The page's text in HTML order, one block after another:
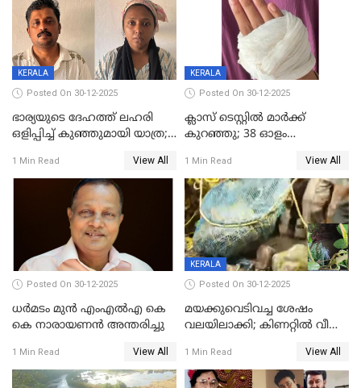
KERALA
Posted On 30-12-2025
ഭാര്യയുടെ ദേഹത്ത് ലഹരി
ഒളിപ്പിച്ച് കുഞ്ഞുമായി യാത്ര;
പിടികൂടി പൊലീസ്
1 Min Read View All
KERALA
Posted On 30-12-2025
ക്ലാസ് ടെസ്റ്റിൽ മാർക്ക്
കുറഞ്ഞു; 38 ഓളം
സെന്ററിലെ അധ്യാപകന്‍
മർദിച്ചതായി പരാതി
1 Min Read View All
Posted On 30-12-2025
ധർമടം മുൻ എംഎല്‍എ കെ
കെ നാരായണന്‍ അന്തരിച്ചു
1 Min Read View All
KERALA
Posted On 30-12-2025
മയക്കുവെടിവച്ച ശേഷം
വലയിലാക്കി; കിണറ്റിൽ വീണ
1 Min Read View All